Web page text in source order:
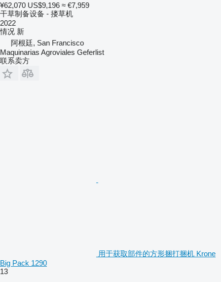
¥62,070 US$9,196 ≈ €7,959
干草制备设备 - 搂草机
2022
情况 新
阿根廷, San Francisco
Maquinarias Agroviales Geferlist
联系卖方
用于获取部件的方形捆打捆机 Krone
Big Pack 1290
13